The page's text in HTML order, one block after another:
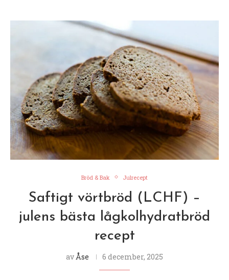
Bröd & Bak Julrecept
Saftigt vörtbröd (LCHF) –
julens bästa lågkolhydratbröd
recept
av Åse 6 december, 2025